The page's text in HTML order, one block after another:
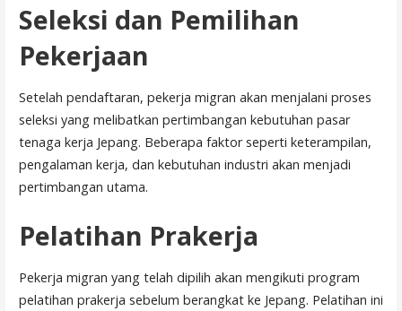
Seleksi dan Pemilihan
Pekerjaan
Setelah pendaftaran, pekerja migran akan menjalani proses
seleksi yang melibatkan pertimbangan kebutuhan pasar
tenaga kerja Jepang. Beberapa faktor seperti keterampilan,
pengalaman kerja, dan kebutuhan industri akan menjadi
pertimbangan utama.
Pelatihan Prakerja
Pekerja migran yang telah dipilih akan mengikuti program
pelatihan prakerja sebelum berangkat ke Jepang. Pelatihan ini